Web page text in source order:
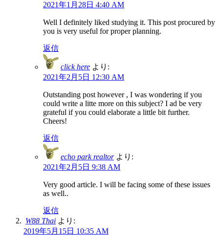
2021年1月28日 4:40 AM
Well I definitely liked studying it. This post procured by
you is very useful for proper planning.
返信
click here より:
2021年2月5日 12:30 AM
Outstanding post however , I was wondering if you
could write a litte more on this subject? I ad be very
grateful if you could elaborate a little bit further.
Cheers!
返信
echo park realtor より:
2021年2月5日 9:38 AM
Very good article. I will be facing some of these issues
as well..
返信
W88 Thai より:
2019年5月15日 10:35 AM